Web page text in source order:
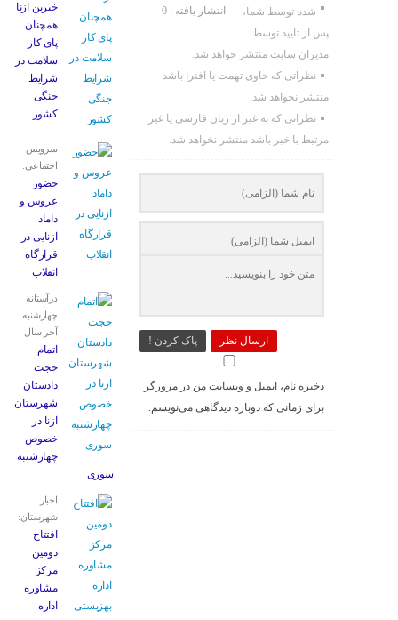
انتشار یافته : 0
شده توسط شما،
پس از تایید توسط
مدیران سایت منتشر خواهد شد.
نظراتی که حاوی تهمت یا افترا باشد
منتشر نخواهد شد.
نظراتی که به غیر از زبان فارسی یا غیر
مرتبط با خبر باشد منتشر نخواهد شد.
ارسال نظر پاک کردن !
ذخیره نام، ایمیل و وبسایت من در مرورگر
برای زمانی که دوباره دیدگاهی می‌نویسم.
خیرین ازنا
همچنان
پای کار
سلامت در
شرایط
جنگی
کشور
سرویس
اجتماعی:
حضور
عروس و
داماد
ازنایی در
قرارگاه
انقلاب
درآستانه
چهارشنبه
آخر سال
اتمام
حجت
دادستان
شهرستان
ازنا در
خصوص
چهارشنبه
‌سوری
اخبار
شهرستان:
افتتاح
دومین
مرکز
مشاوره
اداره